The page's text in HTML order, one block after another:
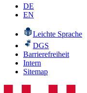
DE
EN
Leichte Sprache
DGS
Barrierefreiheit
Intern
Sitemap